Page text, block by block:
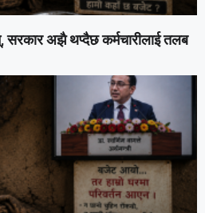
सरकार अझै थप्दैछ कर्मचारीलाई तलब